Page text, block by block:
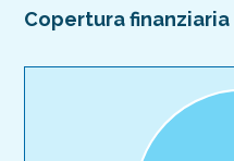
Copertura finanziaria